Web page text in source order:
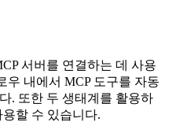
서버를 연결하는 데 사용
우 내에서 MCP 도구를 자동
. 또한 두 생태계를 활용하
할 수 있습니다.